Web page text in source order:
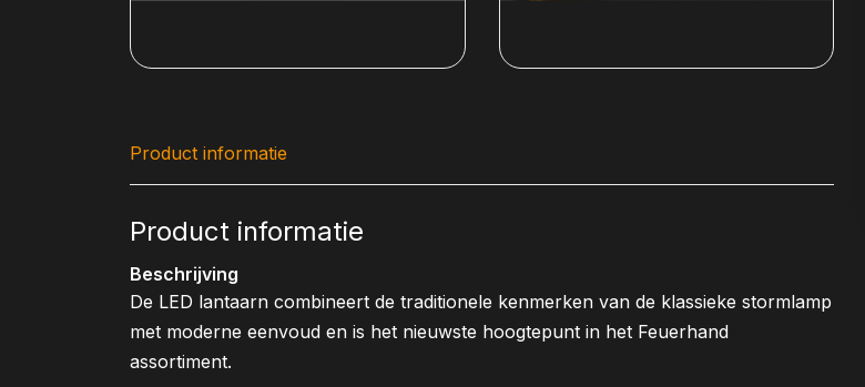
Product informatie
Product informatie
Beschrijving
De LED lantaarn combineert de traditionele kenmerken van de klassieke stormlamp
met moderne eenvoud en is het nieuwste hoogtepunt in het Feuerhand
assortiment.